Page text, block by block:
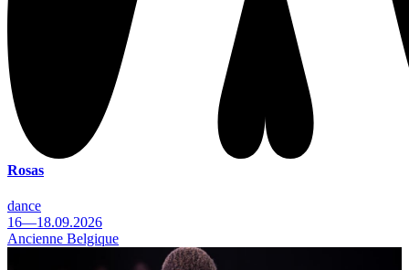
Rosas
dance
16—18.09.2026
Ancienne Belgique